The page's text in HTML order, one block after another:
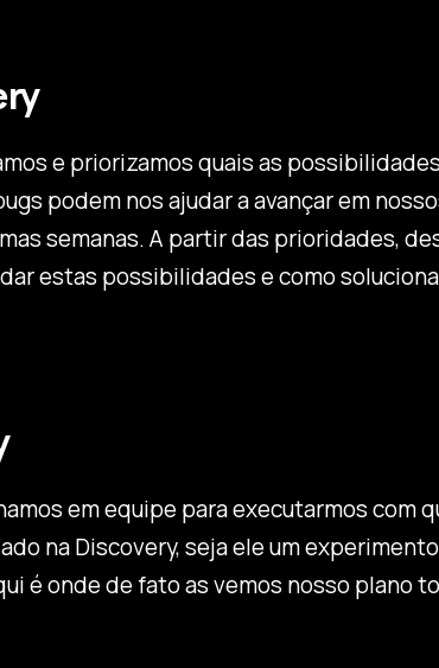
e priorizamos quais as
podem nos ajudar a avançar em
semanas. A partir das prioridades,
estas possibilidades e como
em equipe para executarmos com
na Discovery, seja ele um
é onde de fato as vemos nosso plano